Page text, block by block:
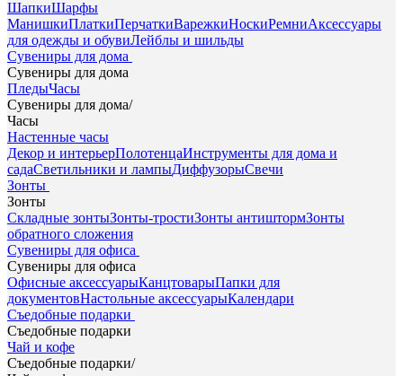
ШапкиШарфы
МанишкиПлаткиПерчаткиВарежкиНоскиРемниАксессуары
для одежды и обувиЛейблы и шильды
Сувениры для дома
Сувениры для дома
ПледыЧасы
Сувениры для дома/
Часы
Настенные часы
Декор и интерьерПолотенцаИнструменты для дома и
садаСветильники и лампыДиффузорыСвечи
Зонты
Зонты
Складные зонтыЗонты-тростиЗонты антиштормЗонты
обратного сложения
Сувениры для офиса
Сувениры для офиса
Офисные аксессуарыКанцтоварыПапки для
документовНастольные аксессуарыКалендари
Съедобные подарки
Съедобные подарки
Чай и кофе
Съедобные подарки/